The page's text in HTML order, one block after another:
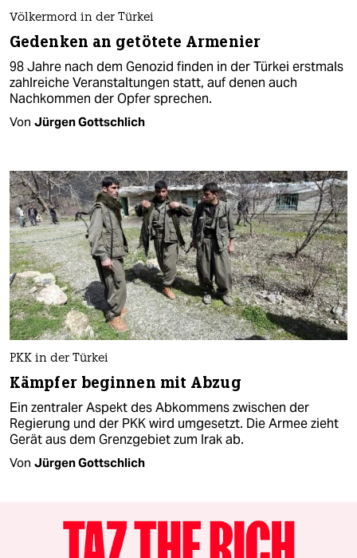
Völkermord in der Türkei
Gedenken an getötete Armenier
98 Jahre nach dem Genozid finden in der Türkei erstmals
zahlreiche Veranstaltungen statt, auf denen auch
Nachkommen der Opfer sprechen.
Von Jürgen Gottschlich
PKK in der Türkei
Kämpfer beginnen mit Abzug
Ein zentraler Aspekt des Abkommens zwischen der
Regierung und der PKK wird umgesetzt. Die Armee zieht
Gerät aus dem Grenzgebiet zum Irak ab.
Von Jürgen Gottschlich